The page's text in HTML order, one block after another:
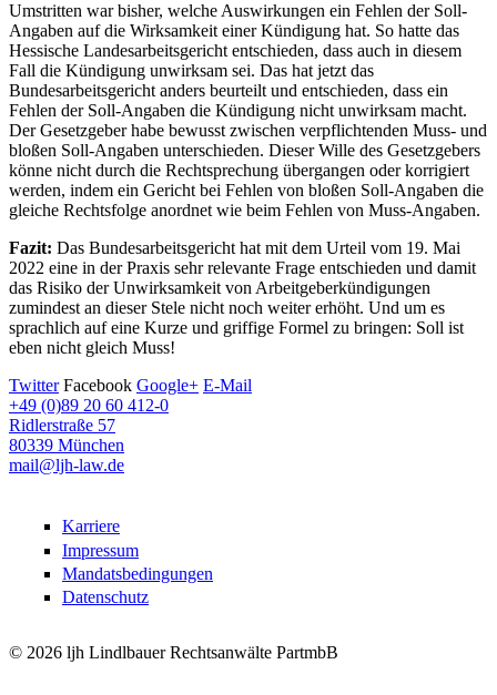
Umstritten war bisher, welche Auswirkungen ein Fehlen der Soll-
Angaben auf die Wirksamkeit einer Kündigung hat. So hatte das
Hessische Landesarbeitsgericht entschieden, dass auch in diesem
Fall die Kündigung unwirksam sei. Das hat jetzt das
Bundesarbeitsgericht anders beurteilt und entschieden, dass ein
Fehlen der Soll-Angaben die Kündigung nicht unwirksam macht.
Der Gesetzgeber habe bewusst zwischen verpflichtenden Muss- und
bloßen Soll-Angaben unterschieden. Dieser Wille des Gesetzgebers
könne nicht durch die Rechtsprechung übergangen oder korrigiert
werden, indem ein Gericht bei Fehlen von bloßen Soll-Angaben die
gleiche Rechtsfolge anordnet wie beim Fehlen von Muss-Angaben.
Fazit: Das Bundesarbeitsgericht hat mit dem Urteil vom 19. Mai
2022 eine in der Praxis sehr relevante Frage entschieden und damit
das Risiko der Unwirksamkeit von Arbeitgeberkündigungen
zumindest an dieser Stele nicht noch weiter erhöht. Und um es
sprachlich auf eine Kurze und griffige Formel zu bringen: Soll ist
eben nicht gleich Muss!
Twitter Facebook Google+ E-Mail
+49 (0)89 20 60 412-0
Ridlerstraße 57
80339 München
mail@ljh-law.de
Karriere
Impressum
Mandatsbedingungen
Datenschutz
© 2026 ljh Lindlbauer Rechtsanwälte PartmbB